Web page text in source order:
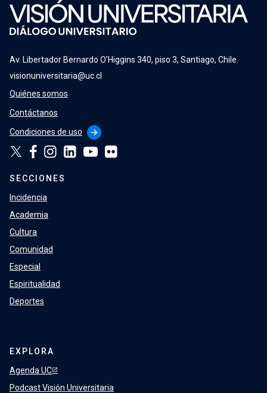
Av. Libertador Bernardo O’Higgins 340, piso 3, Santiago, Chile.
visionuniversitaria@uc.cl
Quiénes somos
Contáctanos
Condiciones de uso
arrow_forward
SECCIONES
Incidencia
Academia
Cultura
Comunidad
Especial
Espiritualidad
Deportes
EXPLORA
Agenda UC
Podcast Visión Universitaria